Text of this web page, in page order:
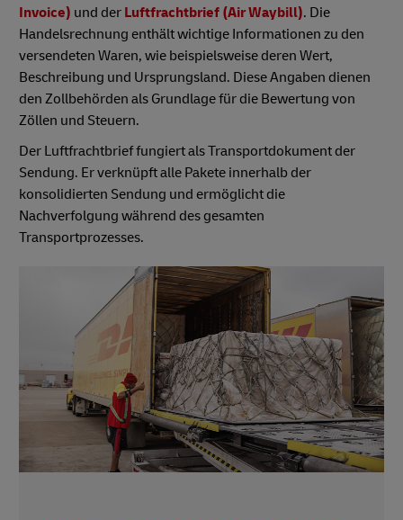
Invoice) und der Luftfrachtbrief (Air Waybill). Die
Handelsrechnung enthält wichtige Informationen zu den
versendeten Waren, wie beispielsweise deren Wert,
Beschreibung und Ursprungsland. Diese Angaben dienen
den Zollbehörden als Grundlage für die Bewertung von
Zöllen und Steuern.
Der Luftfrachtbrief fungiert als Transportdokument der
Sendung. Er verknüpft alle Pakete innerhalb der
konsolidierten Sendung und ermöglicht die
Nachverfolgung während des gesamten
Transportprozesses.